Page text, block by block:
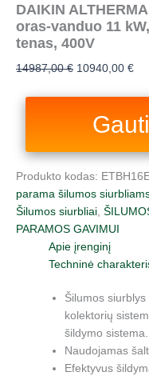
DAIKIN
oras-vanduo 11
tenas, 400V
14987,00€ 10940,00 €
Produkto kodas:
parama šilumos
Šilumos siurbliai
PARAMOS GAVIMUI
Apie įrenginį
Techninė
Šilumos
kolektorių
šildymo sistema.
Naudojamas
Efektyvus